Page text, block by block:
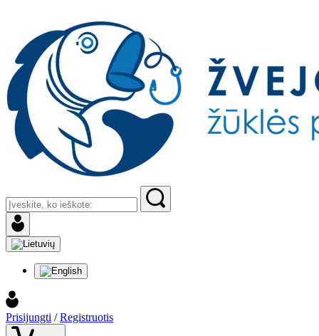
Prisijungti / Registruotis